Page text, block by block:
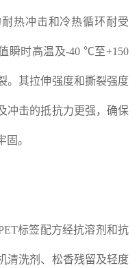
热冲击和冷热循环耐受
瞬时高温及-40 ℃至+150
。其拉伸强度和撕裂强度
冲击的抵抗力更强，确保
。
标签配方经抗溶剂和抗
清洗剂、松香残留及轻度